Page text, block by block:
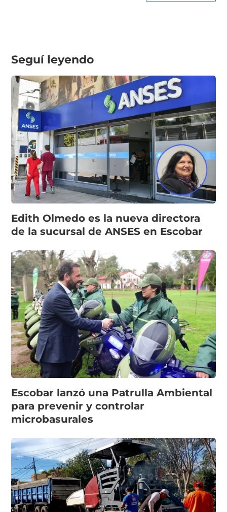
Seguí leyendo
Edith Olmedo es la nueva directora
de la sucursal de ANSES en Escobar
Escobar lanzó una Patrulla Ambiental
para prevenir y controlar
microbasurales